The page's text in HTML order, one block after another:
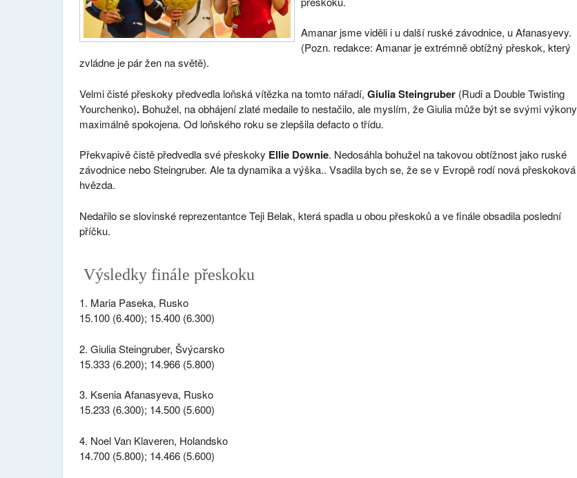
Amanar jsme viděli i u další ruské závodnice, u Afanasyevy.
(Pozn. redakce: Amanar je extrémně obtížný přeskok, který
zvládne je pár žen na světě).
Velmi čisté přeskoky předvedla loňská vítězka na tomto nářadí, Giulia Steingruber (Rudi a Double Twisting
Yourchenko).Bohužel, na obhájení zlaté medaile to nestačilo, ale myslím, že Giulia může být se svými výkony
maximálně spokojena. Od loňského roku se zlepšila defacto o třídu.
Překvapivě čistě předvedla své přeskoky Ellie Downie. Nedosáhla bohužel na takovou obtížnost jako ruské
závodnice nebo Steingruber. Ale ta dynamika a výška.. Vsadila bych se, že se v Evropě rodí nová přeskoková
hvězda.
Nedařilo se slovinské reprezentantce Teji Belak, která spadla u obou přeskoků a ve finále obsadila poslední
příčku.
Výsledky finále přeskoku
1. Maria Paseka, Rusko
15.100 (6.400); 15.400 (6.300)
2. Giulia Steingruber, Švýcarsko
15.333 (6.200); 14.966 (5.800)
3. Ksenia Afanasyeva, Rusko
15.233 (6.300); 14.500 (5.600)
4. Noel Van Klaveren, Holandsko
14.700 (5.800); 14.466 (5.600)